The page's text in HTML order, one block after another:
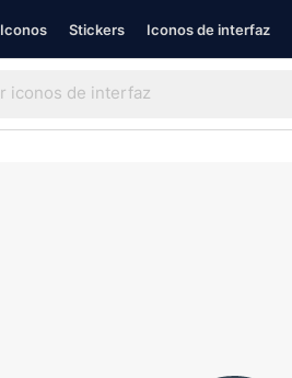
Iconos Stickers Iconos de interfaz